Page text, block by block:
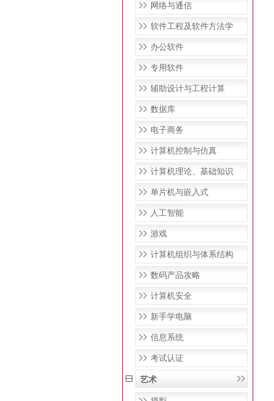
网络与通信
软件工程及软件方法学
办公软件
专用软件
辅助设计与工程计算
数据库
电子商务
计算机控制与仿真
计算机理论、基础知识
单片机与嵌入式
人工智能
游戏
计算机组织与体系结构
数码产品攻略
计算机安全
新手学电脑
信息系统
考试认证
艺术